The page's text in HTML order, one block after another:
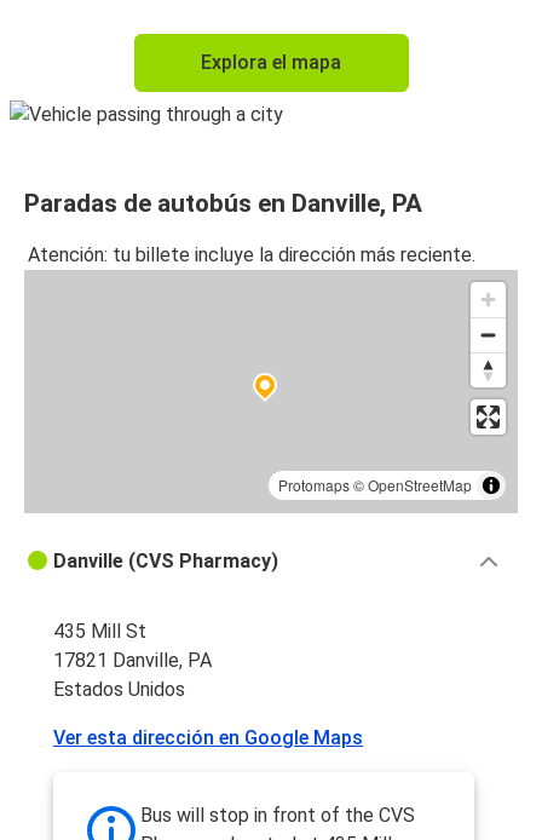
Explora el mapa
Paradas de autobús en Danville, PA
Atención: tu billete incluye la dirección más reciente.
Protomaps©OpenStreetMap
Danville (CVS Pharmacy)
435 Mill St
17821 Danville, PA
Estados Unidos
Ver esta dirección en Google Maps
Bus will stop in front of the CVS